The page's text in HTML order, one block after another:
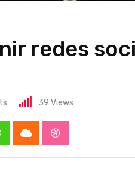
redes
39 Views
Cloud StumbleUpon